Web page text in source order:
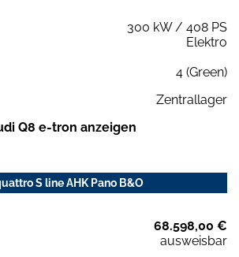
300 kW / 408 PS
Elektro
4 (Green)
Zentrallager
Q8 e-tron anzeigen
S line AHK Pano B&O
68.598,00 €
ausweisbar